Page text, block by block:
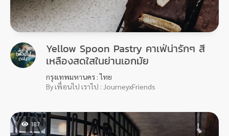
Yellow Spoon Pastry คาเฟ่น่ารักๆ สี
เหลืองสดใสในย่านเอกมัย
กรุงเทพมหานคร : ไทย
By เพื่อนไป เราไป : JourneyxFriends
187